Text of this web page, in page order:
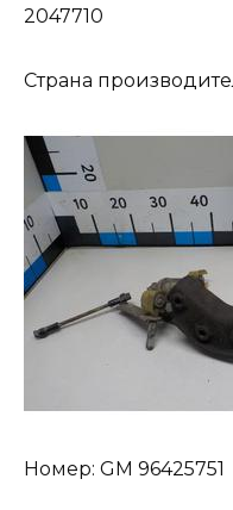
2047710
Страна
Номер: GM 96425751